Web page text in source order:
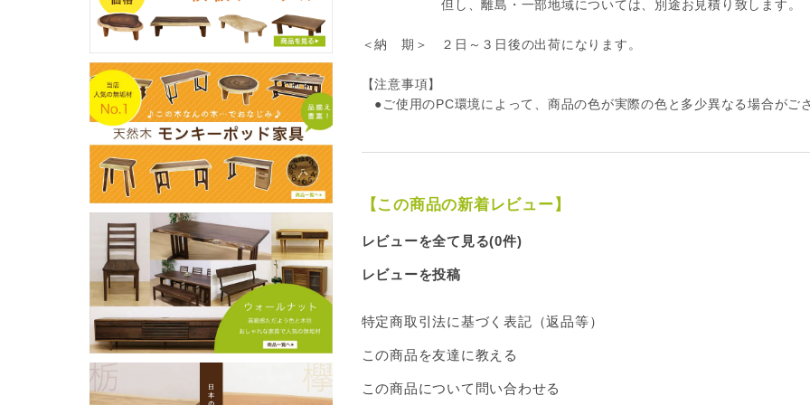
但し、離島・一部地域については、別途お見積り致します。
＜納 期＞ ２日～３日後の出荷になります。
【注意事項】
●ご使用のPC環境によって、商品の色が実際の色と多少異なる場合がご
【この商品の新着レビュー】
レビューを全て見る(0件)
レビューを投稿
特定商取引法に基づく表記（返品等）
この商品を友達に教える
この商品について問い合わせる